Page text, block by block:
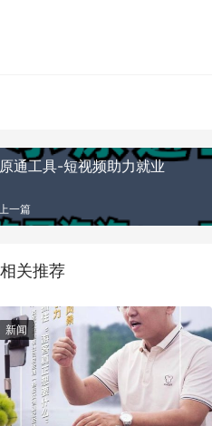
通工具-短视频助力就业
一篇
相关推荐
新闻